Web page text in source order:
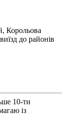
Корольова
до районів
10-ти
із